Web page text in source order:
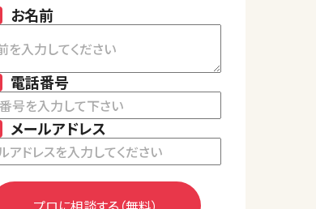
お名前
電話番号
メールアドレス